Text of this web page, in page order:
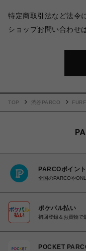
特定商取引法など法令
ショップお問い合わせ
TOP 渋谷PARCO
PARCOポイント
全国のPARCOや
ポケパル払い
初回登録＆お買物で
POCKET